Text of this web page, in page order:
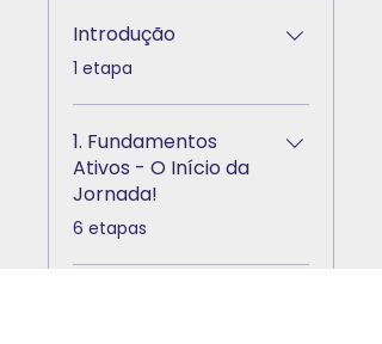
Introdução
.1 etapa
1. Fundamentos
Ativos - O Início da
Jornada!
.6 etapas